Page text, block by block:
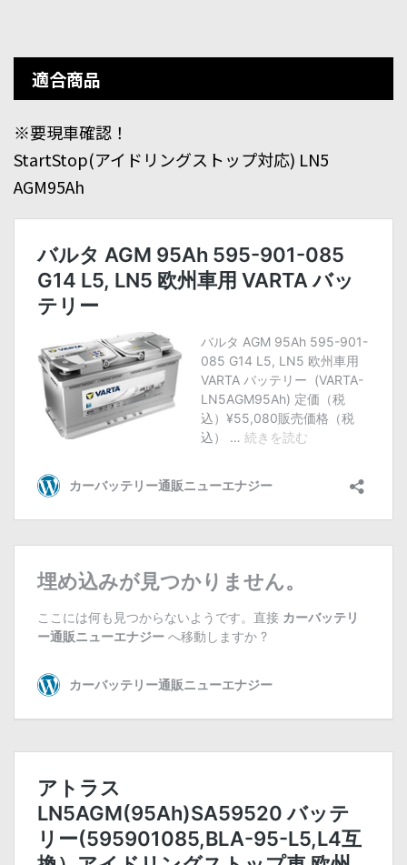
適合商品
※要現車確認！
StartStop(アイドリングストップ対応) LN5
AGM95Ah